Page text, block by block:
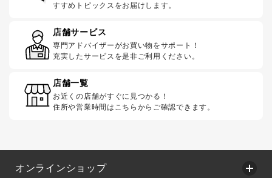
すすめトピックスをお届けします。
店舗サービス
専門アドバイザーがお買い物をサポート！
充実したサービスを是非ご利用ください。
店舗一覧
お近くの店舗がすぐに見つかる！
住所や営業時間はこちらからご確認できます。
オンラインショップ